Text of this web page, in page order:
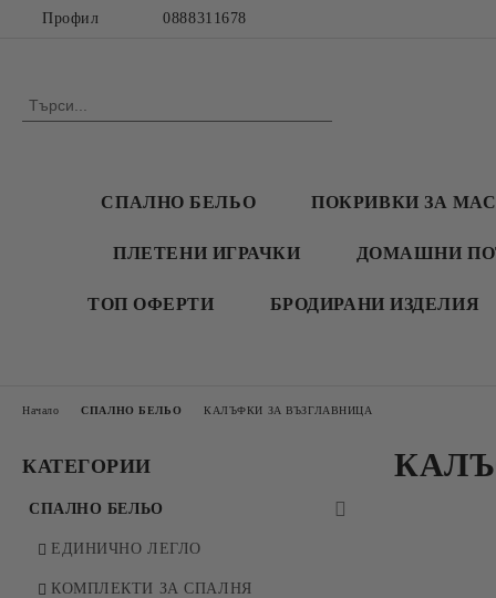
Профил 0888311678
СПАЛНО БЕЛЬО ПОКРИВКИ ЗА
ПЛЕТЕНИ ИГРАЧКИ ДОМАШНИ
ТОП ОФЕРТИ БРОДИРАНИ ИЗДЕЛИЯ
КАТЕГОРИИ
СПАЛНО БЕЛЬО
ЕДИНИЧНО ЛЕГЛО
КОМПЛЕКТИ ЗА СПАЛНЯ
Начало СПАЛНО БЕЛЬО КАЛЪФКИ ЗА ВЪЗГЛАВНИЦА